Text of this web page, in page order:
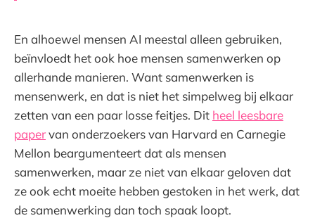
En alhoewel mensen AI meestal alleen gebruiken,
beïnvloedt het ook hoe mensen samenwerken op
allerhande manieren. Want samenwerken is
mensenwerk, en dat is niet het simpelweg bij elkaar
zetten van een paar losse feitjes. Dit heel leesbare
papervan onderzoekers van Harvard en Carnegie
Mellon beargumenteert dat als mensen
samenwerken, maar ze niet van elkaar geloven dat
ze ook echt moeite hebben gestoken in het werk, dat
de samenwerking dan toch spaak loopt.